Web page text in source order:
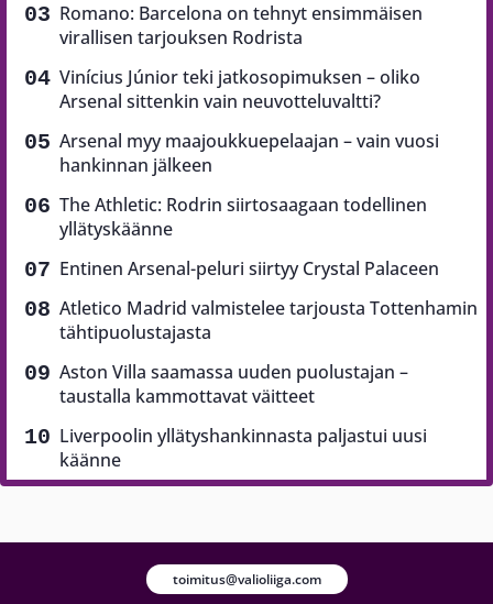
Romano: Barcelona on tehnyt ensimmäisen
virallisen tarjouksen Rodrista
Vinícius Júnior teki jatkosopimuksen – oliko
Arsenal sittenkin vain neuvotteluvaltti?
Arsenal myy maajoukkuepelaajan – vain vuosi
hankinnan jälkeen
The Athletic: Rodrin siirtosaagaan todellinen
yllätyskäänne
Entinen Arsenal-peluri siirtyy Crystal Palaceen
Atletico Madrid valmistelee tarjousta Tottenhamin
tähtipuolustajasta
Aston Villa saamassa uuden puolustajan –
taustalla kammottavat väitteet
Liverpoolin yllätyshankinnasta paljastui uusi
käänne
toimitus@valioliiga.com